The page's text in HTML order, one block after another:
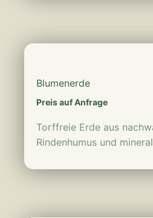
Blumenerde
Preis auf Anfrage
Torffreie Erde aus
Rindenhumus und